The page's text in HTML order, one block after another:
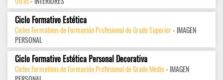
Ciclo Formativo Estética
Ciclos Formativos de Formación Profesional de Grado Superior- IMAGEN
PERSONAL
Ciclo Formativo Estética Personal Decorativa
Ciclos Formativos de Formación Profesional de Grado Medio- IMAGEN